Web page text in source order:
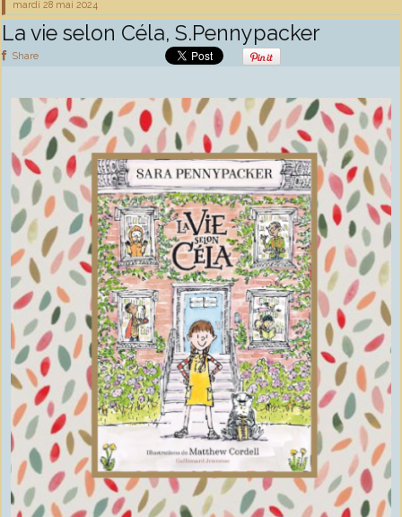
mardi 28 mai 2024
La vie selon Céla, S.Pennypacker
Share